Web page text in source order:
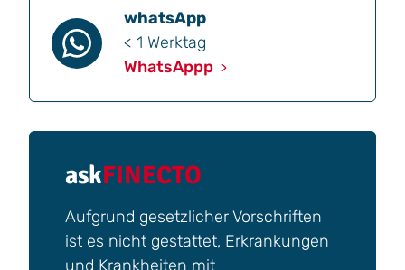
whatsApp
< 1 Werktag
WhatsAppp
askFINECTO
Aufgrund gesetzlicher Vorschriften
ist es nicht gestattet, Erkrankungen
und Krankheiten mit